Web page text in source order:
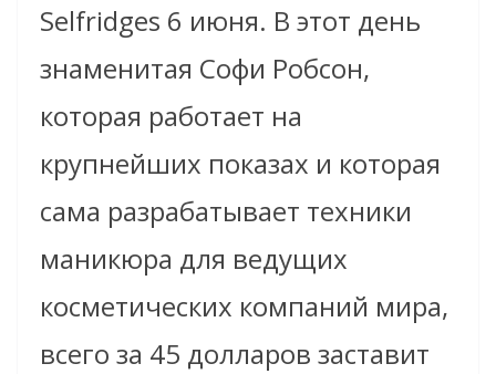
Selfridges 6 июня. В этот день
знаменитая Софи Робсон,
которая работает на
крупнейших показах и которая
сама разрабатывает техники
маникюра для ведущих
косметических компаний мира,
всего за 45 долларов заставит